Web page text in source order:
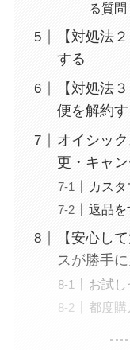
る質問
【対処法
する
【対処法
便を解約す
オイシッ
更・キャ
カス
返品を
【安心し
スが勝手
お試
都度購